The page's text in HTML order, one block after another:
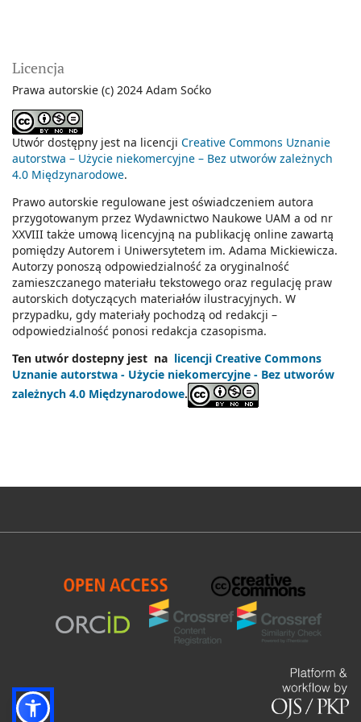
Licencja
Prawa autorskie (c) 2024 Adam Soćko
Utwór dostępny jest na licencji Creative Commons Uznanie
autorstwa – Użycie niekomercyjne – Bez utworów zależnych
4.0 Międzynarodowe.
Prawo autorskie regulowane jest oświadczeniem autora
przygotowanym przez Wydawnictwo Naukowe UAM a od nr
XXVIII także umową licencyjną na publikację online zawartą
pomiędzy Autorem i Uniwersytetem im. Adama Mickiewicza.
Autorzy ponoszą odpowiedzialność za oryginalność
zamieszczanego materiału tekstowego oraz regulację praw
autorskich dotyczących materiałów ilustracyjnych. W
przypadku, gdy materiały pochodzą od redakcji –
odpowiedzialność ponosi redakcja czasopisma.
Ten utwór dostepny jest na licencji Creative Commons
Uznanie autorstwa - Użycie niekomercyjne - Bez utworów
zależnych 4.0 Międzynarodowe.